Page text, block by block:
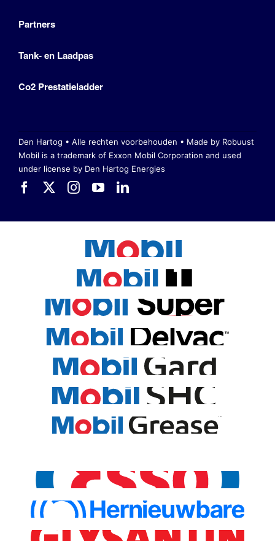
Partners
Tank- en Laadpas
Co2 Prestatieladder
Den Hartog • Alle rechten voorbehouden • Made by Robuust
Mobil is a trademark of Exxon Mobil Corporation and used
under license by Den Hartog Energies